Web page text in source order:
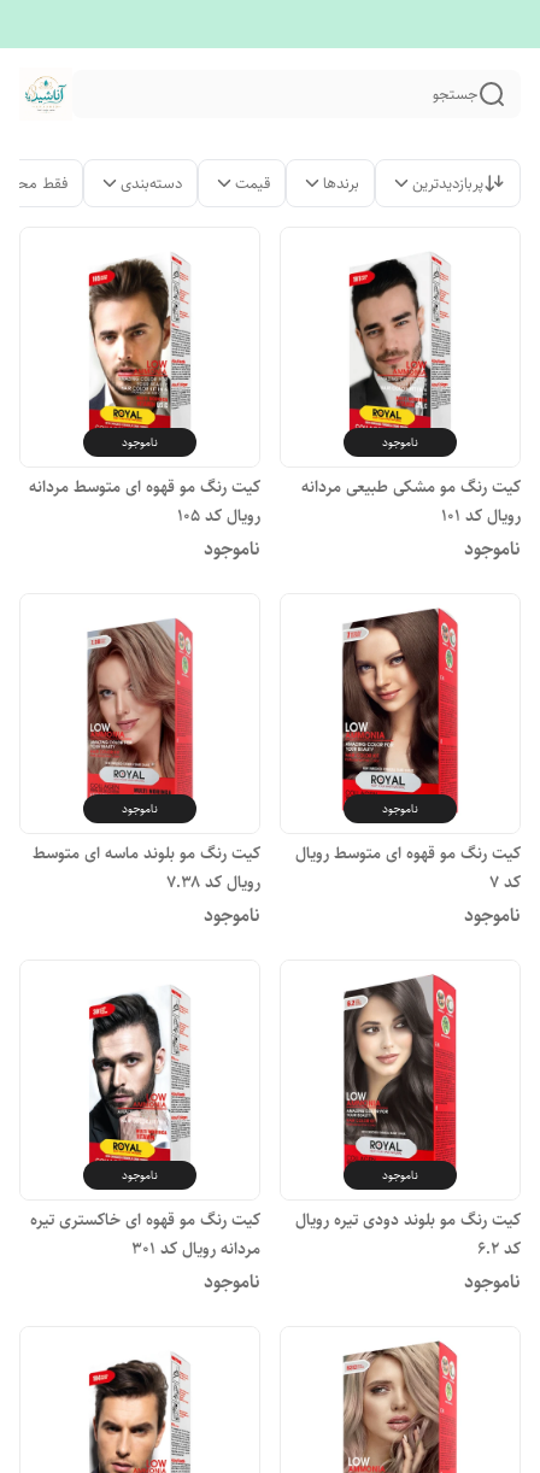
جستجو
پربازدیدترین برندها قیمت دسته‌بندی فقط
ناموجود
کیت رنگ مو مشکی طبیعی مردانه
رویال کد ۱۰۱
ناموجود
ناموجود
کیت رنگ مو قهوه ای متوسط مردانه
رویال کد ۱۰۵
ناموجود
ناموجود
کیت رنگ مو قهوه ای متوسط رویال
کد ۷
ناموجود
ناموجود
کیت رنگ مو بلوند ماسه ای متوسط
رویال کد ۷.۳۸
ناموجود
ناموجود
کیت رنگ مو بلوند دودی تیره رویال
کد ۶.۲
ناموجود
ناموجود
کیت رنگ مو قهوه ای خاکستری تیره
مردانه رویال کد ۳۰۱
ناموجود